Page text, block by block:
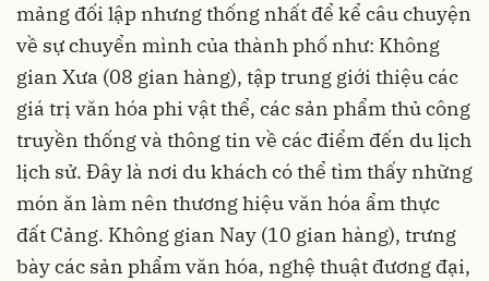
mảng đối lập nhưng thống nhất để kể câu chuyện
về sự chuyển mình của thành phố như: Không
gian Xưa (08 gian hàng), tập trung giới thiệu các
giá trị văn hóa phi vật thể, các sản phẩm thủ công
truyền thống và thông tin về các điểm đến du lịch
lịch sử. Đây là nơi du khách có thể tìm thấy những
món ăn làm nên thương hiệu văn hóa ẩm thực
đất Cảng. Không gian Nay (10 gian hàng), trưng
bày các sản phẩm văn hóa, nghệ thuật đương đại,